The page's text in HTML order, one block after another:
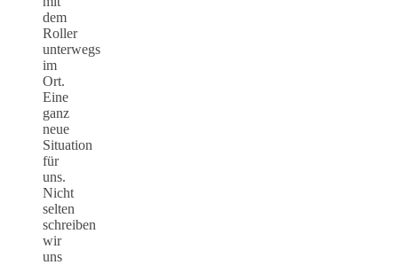
dem
Roller
unterwegs
im
Ort.
Eine
ganz
neue
Situation
für
uns.
Nicht
selten
schreiben
wir
uns